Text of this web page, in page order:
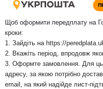
Щоб оформити передплату на
кроки:
1. Зайдіть на https://
2. Вкажіть період, впродовж
3. Оформте замовлення. Для
адресу, за якою потрібно
email, на який надійде лист-